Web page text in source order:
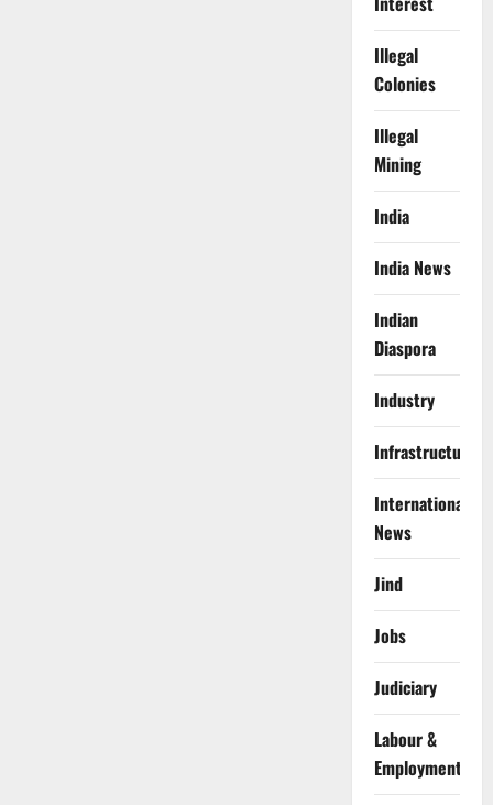
Illegal
Colonies
Illegal
Mining
India
India News
Indian
Diaspora
Industry
Infrastructure
International
News
Jind
Jobs
Judiciary
Labour &
Employment